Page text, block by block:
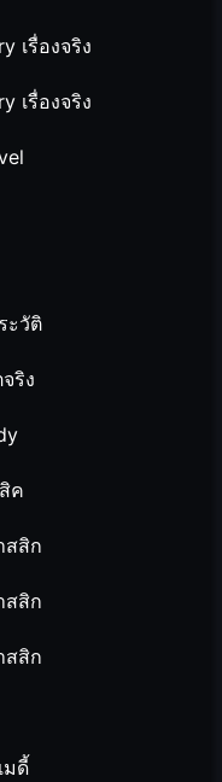
เรื่องจริง
เรื่องจริง
ะวัติ
ริง
ค
สสิก
สสิก
สสิก
มดี้